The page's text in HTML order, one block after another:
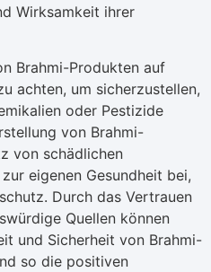
Wirksamkeit ihrer
Brahmi-Produkten auf
achten, um sicherzustellen,
oder Pestizide
von Brahmi-
von schädlichen
eigenen Gesundheit bei,
Durch das Vertrauen
Quellen können
und Sicherheit von Brahmi-
so die positiven